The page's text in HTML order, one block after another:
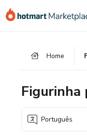
para
para
para
Home
Figurinha
Português